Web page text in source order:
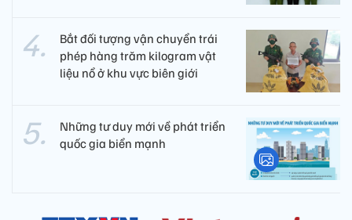
Bắt đối tượng vận chuyển trái
phép hàng trăm kilogram vật
liệu nổ ở khu vực biên giới
Những tư duy mới về phát triển
quốc gia biển mạnh